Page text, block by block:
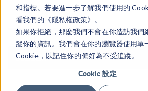
和指標。若要進一步了解我們使用的
看我們的《隱私權政策》。
如果你拒絕，那麼我們不會在你造訪我們
蹤你的資訊。我們會在你的瀏覽器使用單
Cookie，以記住你的偏好為不受追蹤。
Cookie 設定
案例下载
快速搜索